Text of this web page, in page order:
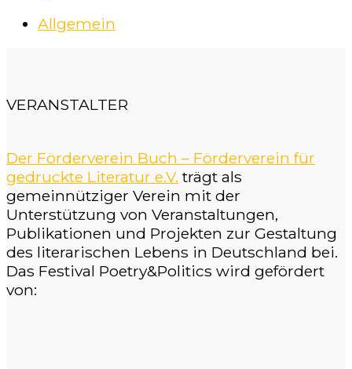
Allgemein
VERANSTALTER
Der Förderverein Buch – Förderverein für
gedruckte Literatur e.V. trägt als
gemeinnütziger Verein mit der
Unterstützung von Veranstaltungen,
Publikationen und Projekten zur Gestaltung
des literarischen Lebens in Deutschland bei.
Das Festival Poetry&Politics wird gefördert
von: